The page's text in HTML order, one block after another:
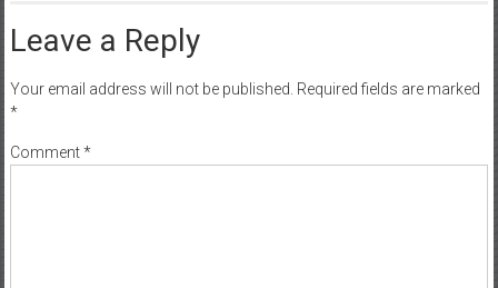
Leave a Reply
Your email address will not be published. Required fields are marked
*
Comment*